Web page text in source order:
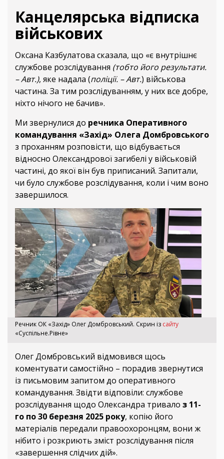
Канцелярська відписка
військових
Оксана Казбулатова сказала, що «є внутрішнє
службове розслідування (тобто його результати.
– Авт.), яке надала (поліції. – Авт.) військова
частина. За тим розслідуванням, у них все добре,
ніхто нічого не бачив».
Ми звернулися до речника Оперативного
командування «Захід» Олега Домбровського
з проханням розповісти, що відбувається
відносно Олександрової загибелі у військовій
частині, до якої він був приписаний. Запитали,
чи було службове розслідування, коли і чим воно
завершилося.
Речник ОК «Захід» Олег Домбровський. Скрин із сайту
«Суспільне.Рівне»
Олег Домбровський відмовився щось
коментувати самостійно – порадив звернутися
із письмовим запитом до оперативного
командування. Звідти відповіли: службове
розслідування щодо Олександра тривало з 11-
го по 30 березня 2025 року, копію його
матеріалів передали правоохоронцям, вони ж
нібито і розкриють зміст розслідування після
«завершення слідчих дій».